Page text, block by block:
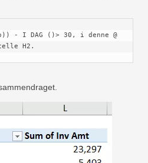
- I DAG ()> 30, i denne @
H2.